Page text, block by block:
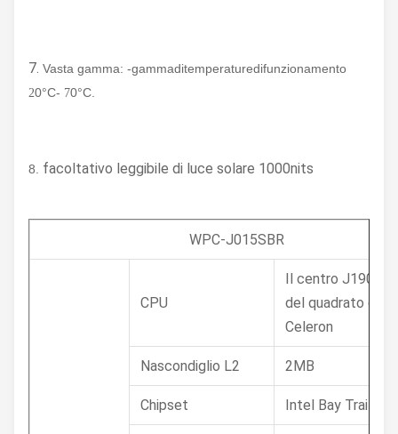
7. Vasta gamma: -gammaditemperaturedifunzionamento
20°C- 70°C.
8. facoltativo leggibile di luce solare 1000nits
WPC-J015SBR
CPU
Il centro J1900
del quadrato di
Celeron
Nascondiglio L2 2MB
Chipset Intel Bay Trail